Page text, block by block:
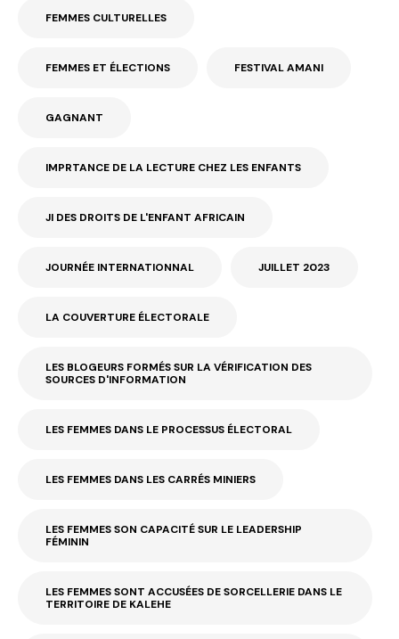
FEMMES CULTURELLES
FEMMES ET ÉLECTIONS FESTIVAL AMANI
GAGNANT
IMPRTANCE DE LA LECTURE CHEZ LES ENFANTS
JI DES DROITS DE L'ENFANT AFRICAIN
JOURNÉE INTERNATIONNAL JUILLET 2023
LA COUVERTURE ÉLECTORALE
LES BLOGEURS FORMÉS SUR LA VÉRIFICATION DES
SOURCES D'INFORMATION
LES FEMMES DANS LE PROCESSUS ÉLECTORAL
LES FEMMES DANS LES CARRÉS MINIERS
LES FEMMES SON CAPACITÉ SUR LE LEADERSHIP
FÉMININ
LES FEMMES SONT ACCUSÉES DE SORCELLERIE DANS LE
TERRITOIRE DE KALEHE